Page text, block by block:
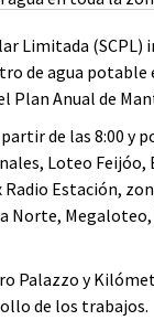
Limitada
de agua potable
Plan Anual de
de las 8:00 y
Loteo
Estación,
Norte, Megaloteo,
Palazzo y
de los trabajos.